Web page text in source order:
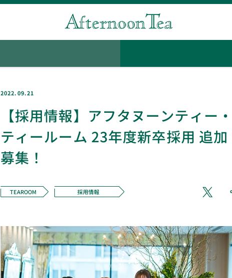
2022.09.21
【採用情報】アフタヌーンティー
ティールーム 23年度新卒採用 追加
募集！
TEAROOM 採用情報